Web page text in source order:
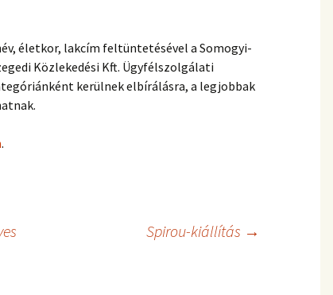
életkor, lakcím feltüntetésével a Somogyi-
Közlekedési Kft. Ügyfélszolgálati
kerülnek elbírálásra, a legjobbak
.
Spirou-kiállítás →